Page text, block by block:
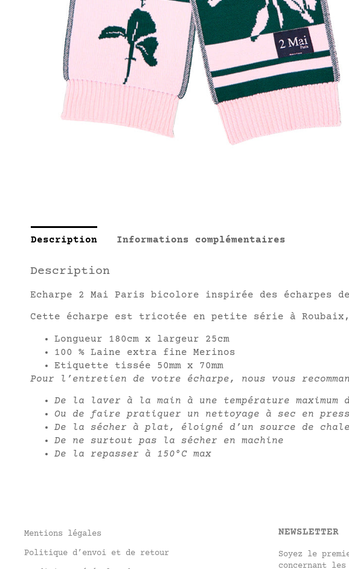
Description Informations complémentaires
Description
Echarpe 2 Mai Paris bicolore inspirée des écharpes
Cette écharpe est tricotée en petite série à Roubaix,
Longueur 180cm x largeur 25cm
100 % Laine extra fine Merinos
Etiquette tissée 50mm x 70mm
Pour l’entretien de votre écharpe, nous vous
De la laver à la main à une température maximum
Ou de faire pratiquer un nettoyage à sec en
De la sécher à plat, éloigné d’un source de
De ne surtout pas la sécher en machine
De la repasser à 150°C max
Mentions légales
Politique d’envoi et de retour
NEWSLETTER
Soyez le
concernant les